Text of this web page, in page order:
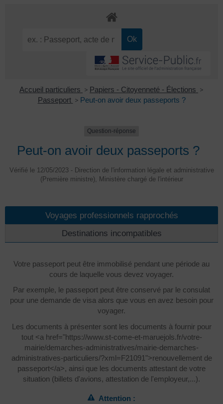
Accueil particuliers > Papiers - Citoyenneté - Élections >
Passeport > Peut-on avoir deux passeports ?
Question-réponse
Peut-on avoir deux passeports ?
Vérifié le 12/05/2023 - Direction de l'information légale et administrative
(Première ministre), Ministère chargé de l'intérieur
Voyages professionnels rapprochés
Destinations incompatibles
Votre passeport peut être immobilisé pendant une période au
cours de laquelle vous devez voyager.
Par exemple, le passeport peut être conservé par le consulat
pour une demande de visa alors que vous en avez besoin pour
voyager.
Les documents à présenter sont les documents à fournir pour
tout <a href="https://www.st-come-et-maruejols.fr/votre-
mairie/demarches-administratives/mairie-demarches-
administratives-particuliers/?xml=F21091">renouvellement de
passeport</a>, ainsi que les documents attestant de votre
situation (billets d'avions, attestation de l'employeur,...).
Attention :